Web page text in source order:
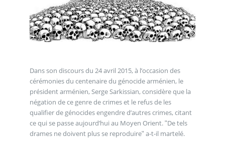
Dans son discours du 24 avril 2015, à l’occasion des
cérémonies du centenaire du génocide arménien, le
président arménien, Serge Sarkissian, considère que la
négation de ce genre de crimes et le refus de les
qualifier de génocides engendre d’autres crimes, citant
ce qui se passe aujourd’hui au Moyen Orient. ʺDe tels
drames ne doivent plus se reproduireʺ a-t-il martelé.